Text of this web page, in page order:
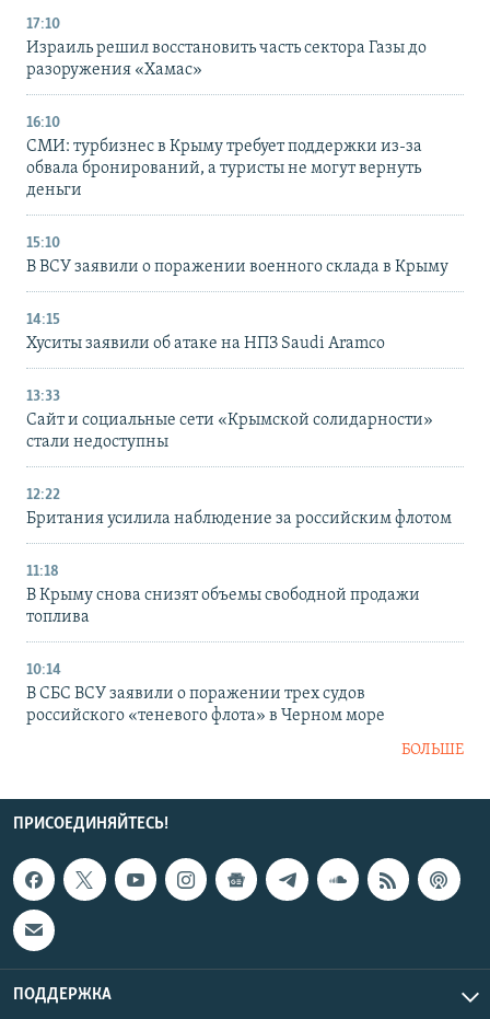
17:10
Израиль решил восстановить часть сектора Газы до
разоружения «Хамас»
16:10
СМИ: турбизнес в Крыму требует поддержки из-за
обвала бронирований, а туристы не могут вернуть
деньги
15:10
В ВСУ заявили о поражении военного склада в Крыму
14:15
Хуситы заявили об атаке на НПЗ Saudi Aramco
13:33
Сайт и социальные сети «Крымской солидарности»
стали недоступны
12:22
Британия усилила наблюдение за российским флотом
11:18
В Крыму снова снизят объемы свободной продажи
топлива
10:14
В СБС ВСУ заявили о поражении трех судов
российского «теневого флота» в Черном море
БОЛЬШЕ
ПРИСОЕДИНЯЙТЕСЬ!
ПОДДЕРЖКА